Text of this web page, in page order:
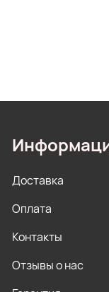
Доставка
Оплата
Контакты
Отзывы о нас